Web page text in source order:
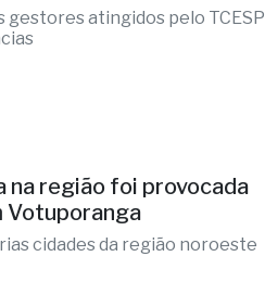
gestores atingidos pelo TCESP
na região foi provocada
Votuporanga
cidades da região noroeste